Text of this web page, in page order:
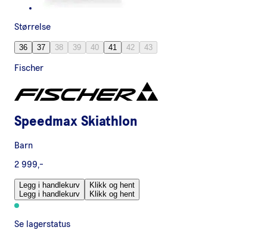
Størrelse
36 37 38 39 40 41 42 43
Fischer
Speedmax Skiathlon
Barn
2 999,-
Legg i handlekurv
Legg i handlekurv
Klikk og hent
Klikk og hent
Se lagerstatus